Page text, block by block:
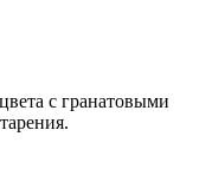
с гранатовыми